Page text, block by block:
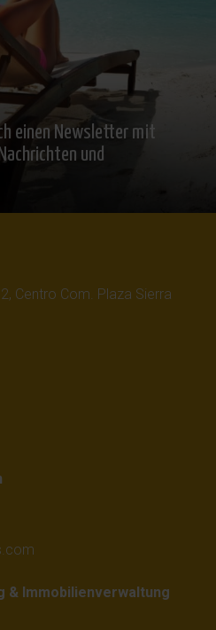
einen Newsletter mit
und
Centro Com. Plaza Sierra
& Immobilienverwaltung